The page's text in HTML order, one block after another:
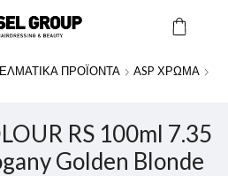
ΠΡΟΪΟΝΤΑ
ASP ΧΡΩΜΑ
RS 100ml 7.35
Golden Blonde